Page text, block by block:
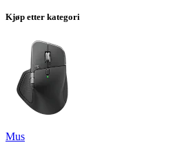
Kjøp etter kategori
Mus